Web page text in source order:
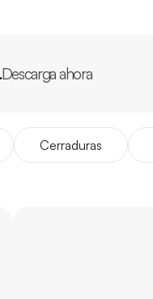
Descarga ahora
Cerraduras